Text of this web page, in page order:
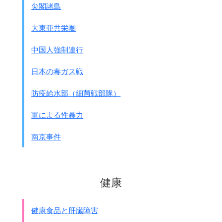
尖閣諸島
大東亜共栄圏
中国人強制連行
日本の毒ガス戦
防疫給水部（細菌戦部隊）
軍による性暴力
南京事件
健康
健康食品と肝臓障害